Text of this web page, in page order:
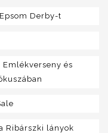
Derby-t
Emlékverseny és
Ribárszki lányok